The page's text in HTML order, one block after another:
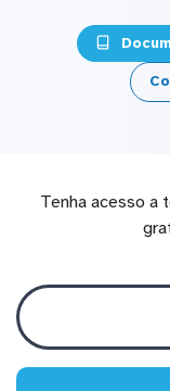
Tenha acesso a